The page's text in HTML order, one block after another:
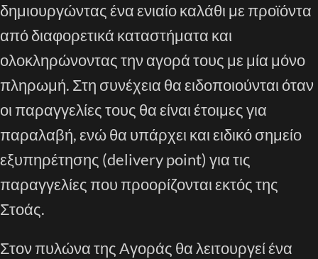
δημιουργώντας ένα ενιαίο καλάθι με προϊόντα
από διαφορετικά καταστήματα και
ολοκληρώνοντας την αγορά τους με μία μόνο
πληρωμή. Στη συνέχεια θα ειδοποιούνται όταν
οι παραγγελίες τους θα είναι έτοιμες για
παραλαβή, ενώ θα υπάρχει και ειδικό σημείο
εξυπηρέτησης (delivery point) για τις
παραγγελίες που προορίζονται εκτός της
Στοάς.
Στον πυλώνα της Αγοράς θα λειτουργεί ένα